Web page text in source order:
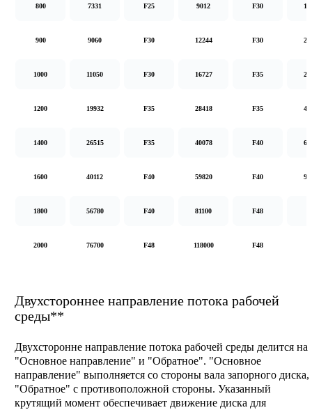
800 7331 F25 9012 F30
900 9060 F30 12244 F30
1000 11050 F30 16727 F35
1200 19932 F35 28418 F35
1400 26515 F35 40078 F40
1600 40112 F40 59820 F40
1800 56780 F40 81100 F48
2000 76700 F48 118000 F48
Двухстороннее направление потока рабочей
среды**
Двухсторонне направление потока рабочей среды делится на
"Основное направление" и "Обратное". "Основное
направление" выполняется со стороны вала запорного диска,
"Обратное" с противоположной стороны. Указанный
крутящий момент обеспечивает движение диска для